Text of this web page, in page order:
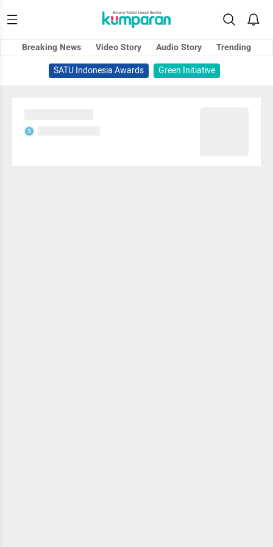
Breaking News Video Story Audio Story
Trending
SATU Indonesia Awards
Green Initiative
S